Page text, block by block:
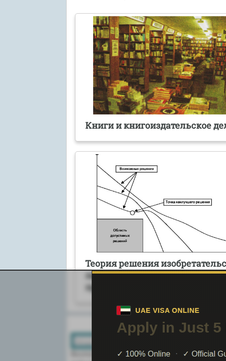
Книги и книгоиздательское
Теория решения
задач (ТРИЗ) в управлении
проектами
Поиск по сайту:
Воспользовавшись поиском можно